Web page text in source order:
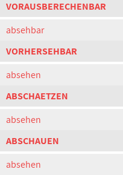
VORAUSBERECHENBAR
absehbar
VORHERSEHBAR
absehen
ABSCHAETZEN
absehen
ABSCHAUEN
absehen